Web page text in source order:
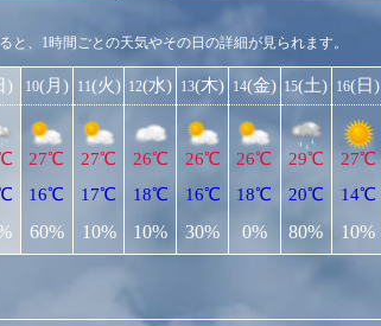
と、1時間ごとの天気やその日の詳細が見られます。
) 10(月)
27℃
16℃
60%
11(火)
27℃
17℃
10%
12(水)
26℃
18℃
10%
13(木)
26℃
16℃
30%
14(金)
26℃
18℃
0%
15(土)
29℃
20℃
80%
16(日)
27℃
14℃
10%